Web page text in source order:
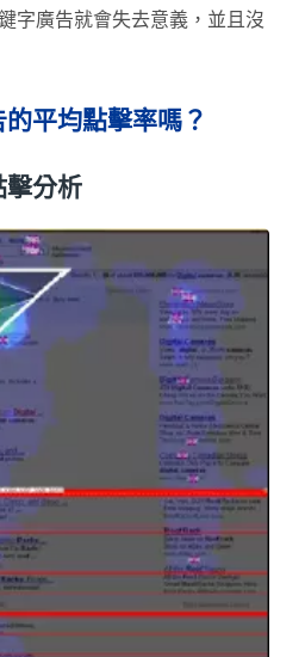
字廣告就會失去意義，並且沒
平均點擊率嗎？
擊分析